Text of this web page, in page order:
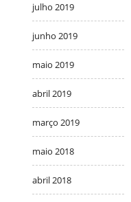
julho 2019
junho 2019
maio 2019
abril 2019
março 2019
maio 2018
abril 2018